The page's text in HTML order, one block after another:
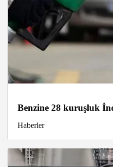
Benzine 28 kuruşluk
Haberler